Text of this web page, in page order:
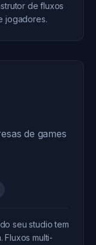
de fluxos
jogadores.
de games
seu studio tem
Fluxos multi-